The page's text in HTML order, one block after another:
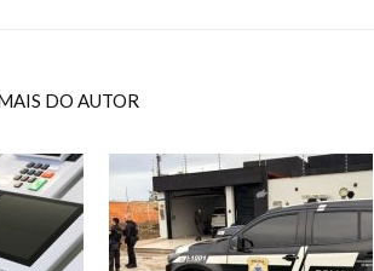
DO AUTOR